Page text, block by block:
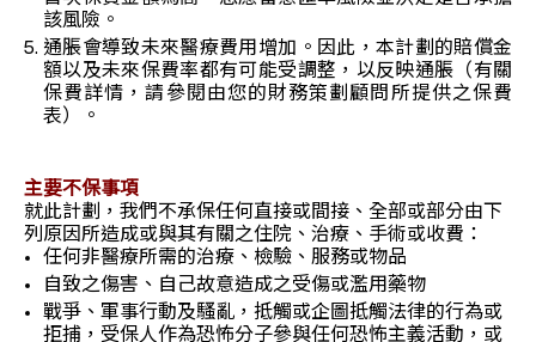
該風險。
通脹會導致未來醫療費用增加。因此，本計劃的賠償金
額以及未來保費率都有可能受調整，以反映通脹（有關
保費詳情，請參閱由您的財務策劃顧問所提供之保費
表）。
主要不保事項
就此計劃，我們不承保任何直接或間接、全部或部分由下
列原因所造成或與其有關之住院、治療、手術或收費：
任何非醫療所需的治療、檢驗、服務或物品
自致之傷害、自己故意造成之受傷或濫用藥物
戰爭、軍事行動及騷亂，抵觸或企圖抵觸法律的行為或
拒捕，受保人作為恐怖分子參與任何恐怖主義活動，或